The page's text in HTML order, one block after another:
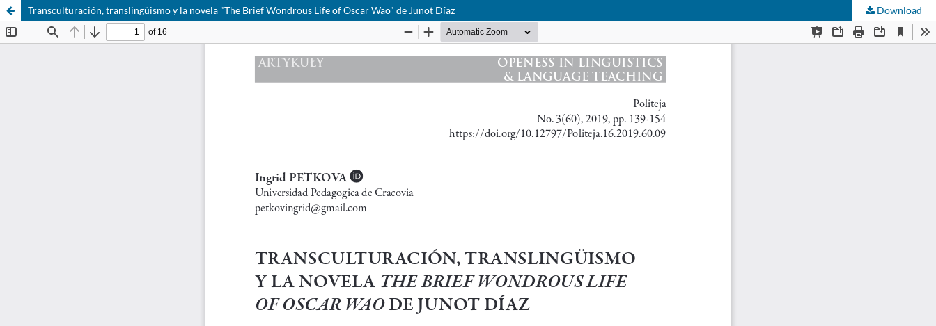
Transculturación, translingüismo y la novela "The Brief Wondrous Life of Oscar Wao" de Junot Díaz Download